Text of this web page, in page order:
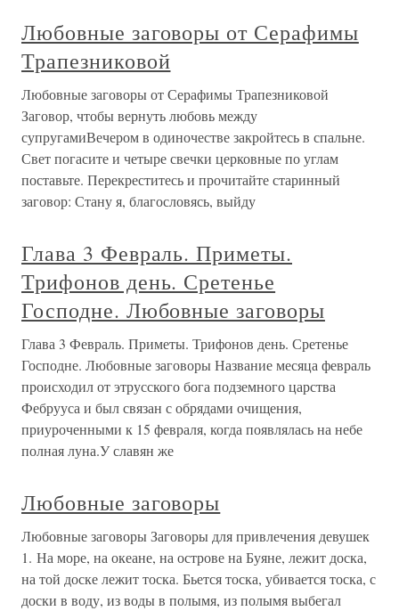
Любовные заговоры от Серафимы
Трапезниковой
Любовные заговоры от Серафимы Трапезниковой
Заговор, чтобы вернуть любовь между
супругамиВечером в одиночестве закройтесь в спальне.
Свет погасите и четыре свечки церковные по углам
поставьте. Перекреститесь и прочитайте старинный
заговор: Стану я, благословясь, выйду
Глава 3 Февраль. Приметы.
Трифонов день. Сретенье
Господне. Любовные заговоры
Глава 3 Февраль. Приметы. Трифонов день. Сретенье
Господне. Любовные заговоры Название месяца февраль
происходил от этрусского бога подземного царства
Фебрууса и был связан с обрядами очищения,
приуроченными к 15 февраля, когда появлялась на небе
полная луна.У славян же
Любовные заговоры
Любовные заговоры Заговоры для привлечения девушек
1. На море, на океане, на острове на Буяне, лежит доска,
на той доске лежит тоска. Бьется тоска, убивается тоска, с
доски в воду, из воды в полымя, из полымя выбегал